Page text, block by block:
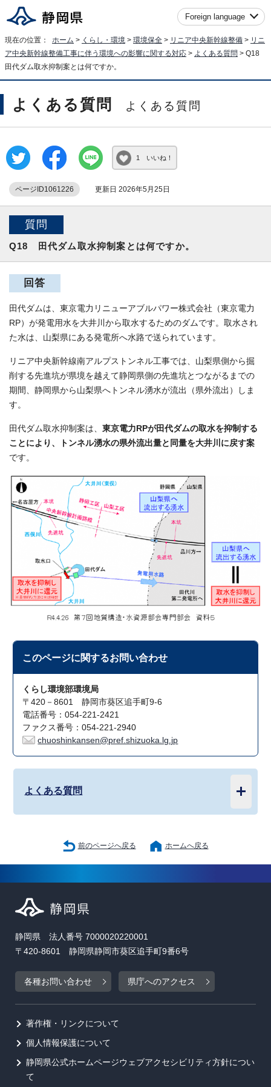
Foreign language
現在の位置： ホーム > くらし・環境 > 環境保全 > リニア中央新幹線整備 > リニ
ア中央新幹線整備工事に伴う環境への影響に関する対応 > よくある質問 > Q18
田代ダム取水抑制案とは何ですか。
よくある質問 よくある質問
1 いいね！
ページID1061226 更新日 2026年5月25日
質問
Q18 田代ダム取水抑制案とは何ですか。
回答
田代ダムは、東京電力リニューアブルパワー株式会社（東京電力
RP）が発電用水を大井川から取水するためのダムです。取水され
た水は、山梨県にある発電所へ水路で送られています。
リニア中央新幹線南アルプストンネル工事では、山梨県側から掘
削する先進坑が県境を越えて静岡県側の先進坑とつながるまでの
期間、静岡県から山梨県へトンネル湧水が流出（県外流出）しま
す。
田代ダム取水抑制案は、 東京電力RPが田代ダムの取水を抑制する
ことにより、トンネル湧水の県外流出量と同量を大井川に戻す案
です。
このページに関するお問い合わせ
くらし環境部環境局
〒420－8601 静岡市葵区追手町9-6
電話番号：054-221-2421
ファクス番号：054-221-2940
chuoshinkansen@pref.shizuoka.lg.jp
よくある質問
前のページへ戻る ホームへ戻る
静岡県 法人番号 7000020220001
〒420-8601 静岡県静岡市葵区追手町9番6号
各種お問い合わせ 県庁へのアクセス
著作権・リンクについて
個人情報保護について
静岡県公式ホームページウェブアクセシビリティ方針につい
て